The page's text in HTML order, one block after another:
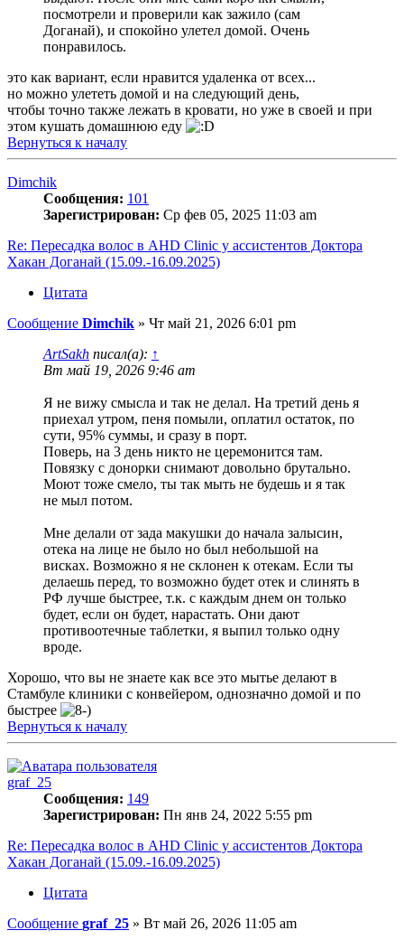
посмотрели и проверили как зажило (сам
Доганай), и спокойно улетел домой. Очень
понравилось.
это как вариант, если нравится удаленка от всех...
но можно улететь домой и на следующий день,
чтобы точно также лежать в кровати, но уже в своей и при
этом кушать домашнюю еду
Вернуться к началу
Dimchik
Сообщения: 101
Зарегистрирован: Ср фев 05, 2025 11:03 am
Re: Пересадка волос в AHD Clinic у ассистентов Доктора
Хакан Доганай (15.09.-16.09.2025)
Цитата
Сообщение Dimchik » Чт май 21, 2026 6:01 pm
ArtSakh писал(а): ↑
Вт май 19, 2026 9:46 am
Я не вижу смысла и так не делал. На третий день я
приехал утром, пеня помыли, оплатил остаток, по
сути, 95% суммы, и сразу в порт.
Поверь, на 3 день никто не церемонится там.
Повязку с донорки снимают довольно брутально.
Моют тоже смело, ты так мыть не будешь и я так
не мыл потом.
Мне делали от зада макушки до начала залысин,
отека на лице не было но был небольшой на
висках. Возможно я не склонен к отекам. Если ты
делаешь перед, то возможно будет отек и слинять в
РФ лучше быстрее, т.к. с каждым днем он только
будет, если он будет, нарастать. Они дают
противоотечные таблетки, я выпил только одну
вроде.
Хорошо, что вы не знаете как все это мытье делают в
Стамбуле клиники с конвейером, однозначно домой и по
быстрее
Вернуться к началу
graf_25
Сообщения: 149
Зарегистрирован: Пн янв 24, 2022 5:55 pm
Re: Пересадка волос в AHD Clinic у ассистентов Доктора
Хакан Доганай (15.09.-16.09.2025)
Цитата
Сообщение graf_25 » Вт май 26, 2026 11:05 am